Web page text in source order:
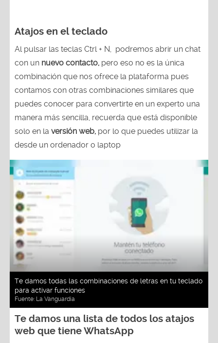
Atajos en el teclado
Al pulsar las teclas Ctrl + N, podremos abrir un chat
con un nuevo contacto, pero eso no es la única
combinación que nos ofrece la plataforma pues
contamos con otras combinaciones similares que
puedes conocer para convertirte en un experto una
manera más sencilla, recuerda que está disponible
solo en la versión web, por lo que puedes utilizar la
desde un ordenador o laptop
Te damos todas las combinaciones de letras en tu teclado
para activar funciones
Fuente: La Vanguardia
Te damos una lista de todos los atajos
web que tiene WhatsApp